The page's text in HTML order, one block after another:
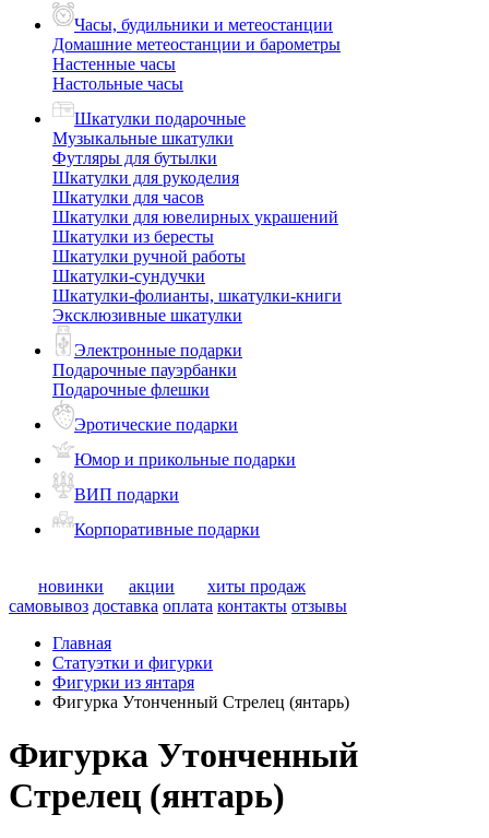
Часы, будильники и метеостанции
Домашние метеостанции и барометры
Настенные часы
Настольные часы
Шкатулки подарочные
Музыкальные шкатулки
Футляры для бутылки
Шкатулки для рукоделия
Шкатулки для часов
Шкатулки для ювелирных украшений
Шкатулки из бересты
Шкатулки ручной работы
Шкатулки-сундучки
Шкатулки-фолианты, шкатулки-книги
Эксклюзивные шкатулки
Электронные подарки
Подарочные пауэрбанки
Подарочные флешки
Эротические подарки
Юмор и прикольные подарки
ВИП подарки
Корпоративные подарки
новинки акции
хиты продаж
самовывоз доставка оплата контакты отзывы
Главная
Статуэтки и фигурки
Фигурки из янтаря
Фигурка Утонченный Стрелец (янтарь)
Фигурка Утонченный
Стрелец (янтарь)